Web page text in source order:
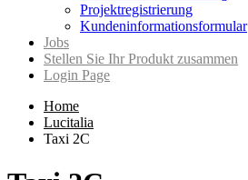
Projektregistrierung
Kundeninformationsformular
Jobs
Stellen Sie Ihr Produkt zusammen
Login Page
Home
Lucitalia
Taxi 2C